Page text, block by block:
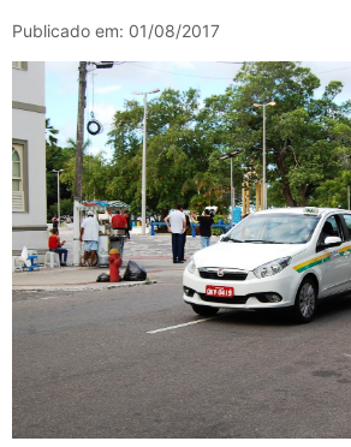
Publicado em: 01/08/2017